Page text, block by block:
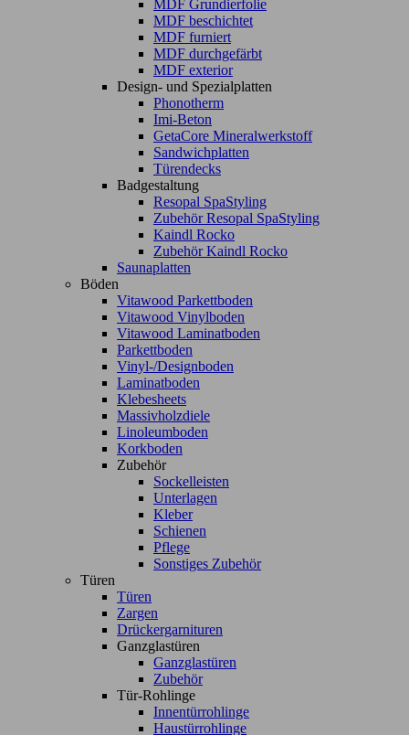
MDF Grundierfolie
MDF beschichtet
MDF furniert
MDF durchgefärbt
MDF exterior
Design- und Spezialplatten
Phonotherm
Imi-Beton
GetaCore Mineralwerkstoff
Sandwichplatten
Türendecks
Badgestaltung
Resopal SpaStyling
Zubehör Resopal SpaStyling
Kaindl Rocko
Zubehör Kaindl Rocko
Saunaplatten
Böden
Vitawood Parkettboden
Vitawood Vinylboden
Vitawood Laminatboden
Parkettboden
Vinyl-/Designboden
Laminatboden
Klebesheets
Massivholzdiele
Linoleumboden
Korkboden
Zubehör
Sockelleisten
Unterlagen
Kleber
Schienen
Pflege
Sonstiges Zubehör
Türen
Türen
Zargen
Drückergarnituren
Ganzglastüren
Ganzglastüren
Zubehör
Tür-Rohlinge
Innentürrohlinge
Haustürrohlinge